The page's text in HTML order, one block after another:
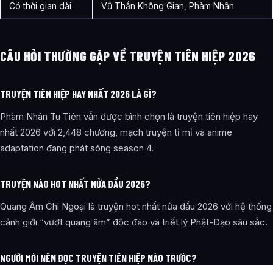
Có thời gian dài Vũ Thần Không Gian, Phàm Nhân
CÂU HỎI THƯỜNG GẶP VỀ TRUYỆN TIÊN HIỆP 2026
TRUYỆN TIÊN HIỆP HAY NHẤT 2026 LÀ GÌ?
Phàm Nhân Tu Tiên vẫn được bình chọn là truyện tiên hiệp hay
nhất 2026 với 2,448 chương, mạch truyện tỉ mỉ và anime
adaptation đang phát sóng season 4.
TRUYỆN NÀO HOT NHẤT NỬA ĐẦU 2026?
Quang Âm Chi Ngoại là truyện hot nhất nửa đầu 2026 với hệ thống
cảnh giới “vượt quang âm” độc đáo và triết lý Phật-Đạo sâu sắc.
NGƯỜI MỚI NÊN ĐỌC TRUYỆN TIÊN HIỆP NÀO TRƯỚC?